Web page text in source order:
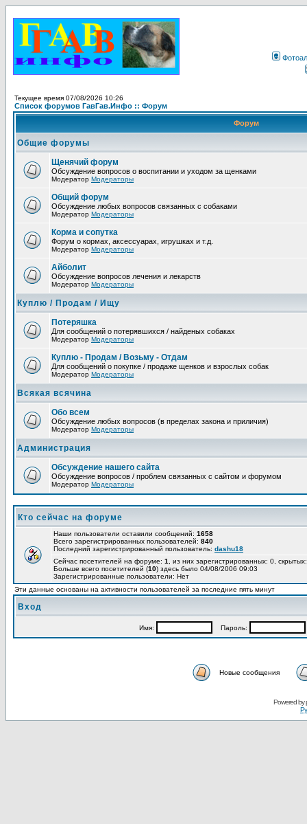
Текущее время 07/08/2026 10:26
Список форумов ГавГав.Инфо :: Форум
Форум
Общие форумы
Щенячий форум
Обсуждение вопросов о воспитании и уходом за щенками
Модератор Модераторы
Общий форум
Обсуждение любых вопросов связанных с собаками
Модератор Модераторы
Корма и сопутка
Форум о кормах, аксессуарах, игрушках и т.д.
Модератор Модераторы
Айболит
Обсуждение вопросов лечения и лекарств
Модератор Модераторы
Куплю / Продам / Ищу
Потеряшка
Для сообщений о потерявшихся / найденых собаках
Модератор Модераторы
Куплю - Продам / Возьму - Отдам
Для сообщений о покупке / продаже щенков и взрослых собак
Модератор Модераторы
Всякая всячина
Обо всем
Обсуждение любых вопросов (в пределах закона и приличия)
Модератор Модераторы
Администрация
Обсуждение нашего сайта
Обсуждение вопросов / проблем связанных с сайтом и форумом
Модератор Модераторы
Кто сейчас на форуме
Наши пользователи оставили сообщений: 1658
Всего зарегистрированных пользователей: 840
Последний зарегистрированный пользователь: dashu18
Сейчас посетителей на форуме: 1
, из них зарегистрированных: 0,
Больше всего посетителей (10) здесь было 04/08/2006 09:03
Зарегистрированные пользователи: Нет
Эти данные основаны на активности пользователей за последние пять минут
Вход
Имя: Пароль:
Новые сообщения
Powered by